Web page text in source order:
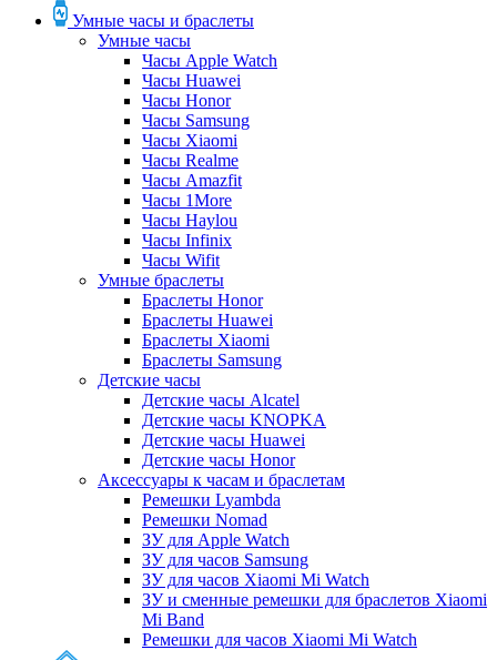
Умные часы и браслеты
Умные часы
Часы Apple Watch
Часы Huawei
Часы Honor
Часы Samsung
Часы Xiaomi
Часы Realme
Часы Amazfit
Часы 1More
Часы Haylou
Часы Infinix
Часы Wifit
Умные браслеты
Браслеты Honor
Браслеты Huawei
Браслеты Xiaomi
Браслеты Samsung
Детские часы
Детские часы Alcatel
Детские часы KNOPKA
Детские часы Huawei
Детские часы Honor
Аксессуары к часам и браслетам
Ремешки Lyambda
Ремешки Nomad
ЗУ для Apple Watch
ЗУ для часов Samsung
ЗУ для часов Xiaomi Mi Watch
ЗУ и сменные ремешки для браслетов Xiaomi
Mi Band
Ремешки для часов Xiaomi Mi Watch